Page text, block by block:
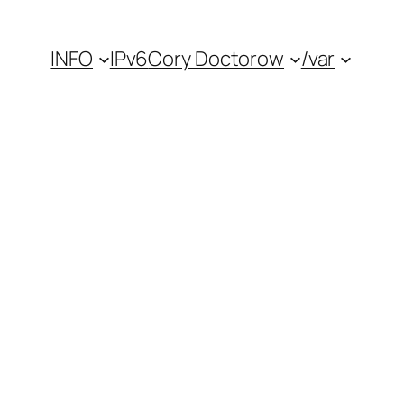
INFO IPv6Cory Doctorow /var